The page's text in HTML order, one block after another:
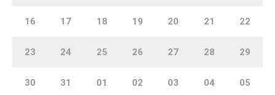
16 17 18 19 20 21 22
23 24 25 26 27 28 29
30 31 01 02 03 04 05